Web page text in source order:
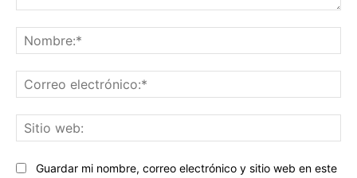
Guardar mi nombre, correo electrónico y sitio web en este